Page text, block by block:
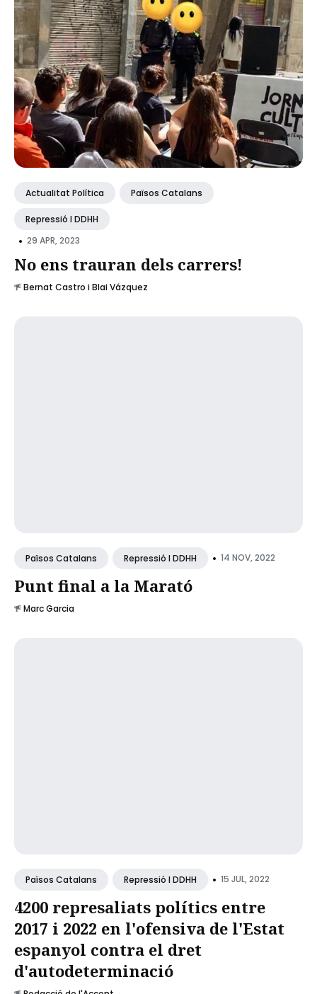
Actualitat Política Països Catalans
Repressió I DDHH
• 29 APR, 2023
No ens trauran dels carrers!
Bernat Castro i Blai Vázquez
Països Catalans Repressió I DDHH • 14 NOV, 2022
Punt final a la Marató
Marc Garcia
Països Catalans Repressió I DDHH • 15 JUL, 2022
4200 represaliats polítics entre
2017 i 2022 en l'ofensiva de l'Estat
espanyol contra el dret
d'autodeterminació